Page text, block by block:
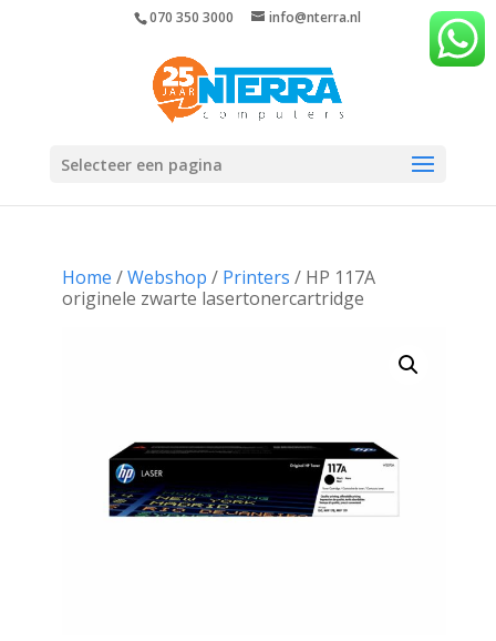
070 350 3000 info@nterra.nl
Selecteer een pagina
Home /Webshop / Printers / HP 117A
originele zwarte lasertonercartridge